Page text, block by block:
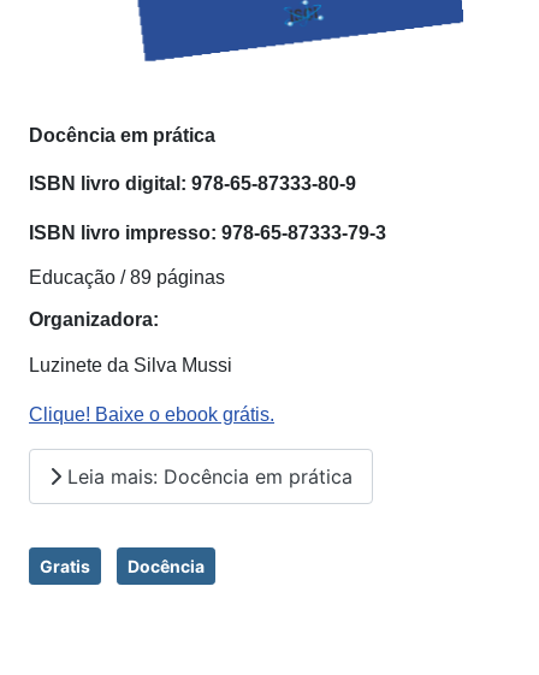
Docência em prática
ISBN livro digital: 978-65-87333-80-9
ISBN livro impresso: 978-65-87333-79-3
Educação / 89 páginas
Organizadora:
Luzinete da Silva Mussi
Clique! Baixe o ebook grátis.
Leia mais: Docência em prática
Gratis Docência